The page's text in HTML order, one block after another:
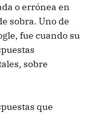
o errónea en
sobra. Uno de
fue cuando su
sobre
que